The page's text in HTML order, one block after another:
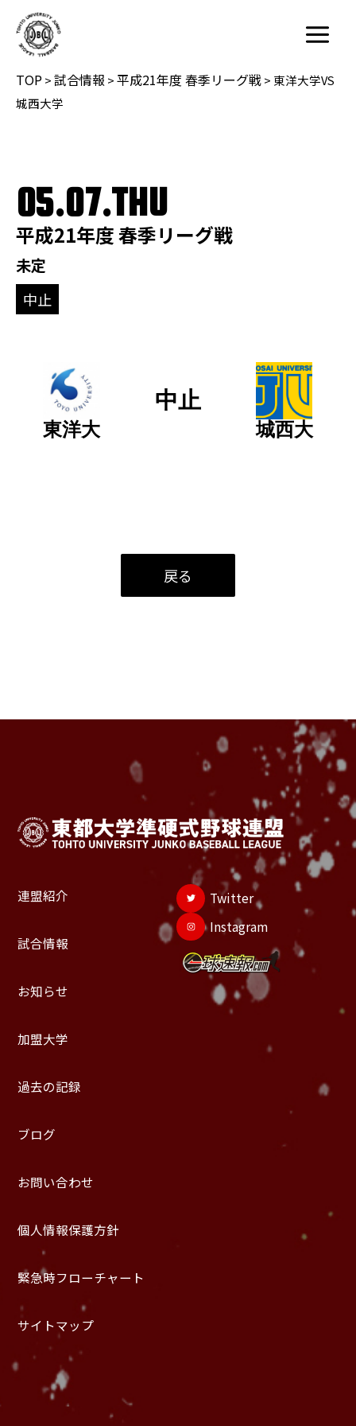
Main
Menu
TOP>試合情報 >平成21年度 春季リーグ戦> 東洋大学VS
城西大学
05.07.THU
平成21年度 春季リーグ戦
未定
中止
東洋大
中止
城西大
戻る
連盟紹介
試合情報
お知らせ
加盟大学
過去の記録
ブログ
お問い合わせ
個人情報保護方針
緊急時フローチャート
サイトマップ
Twitter
Instagram